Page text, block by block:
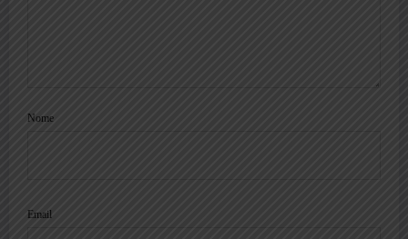
Nome
Email